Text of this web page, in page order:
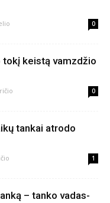
0
tokį keistą vamzdžio
0
tankai atrodo
1
– tanko vadas-